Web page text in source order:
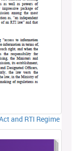
and RTI Regime